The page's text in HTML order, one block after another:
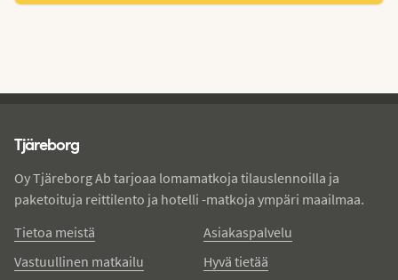
Tjäreborg
Oy Tjäreborg Ab tarjoaa lomamatkoja tilauslennoilla ja
paketoituja reittilento ja hotelli -matkoja ympäri maailmaa.
Tietoa meistä
Vastuullinen matkailu
Asiakaspalvelu
Hyvä tietää